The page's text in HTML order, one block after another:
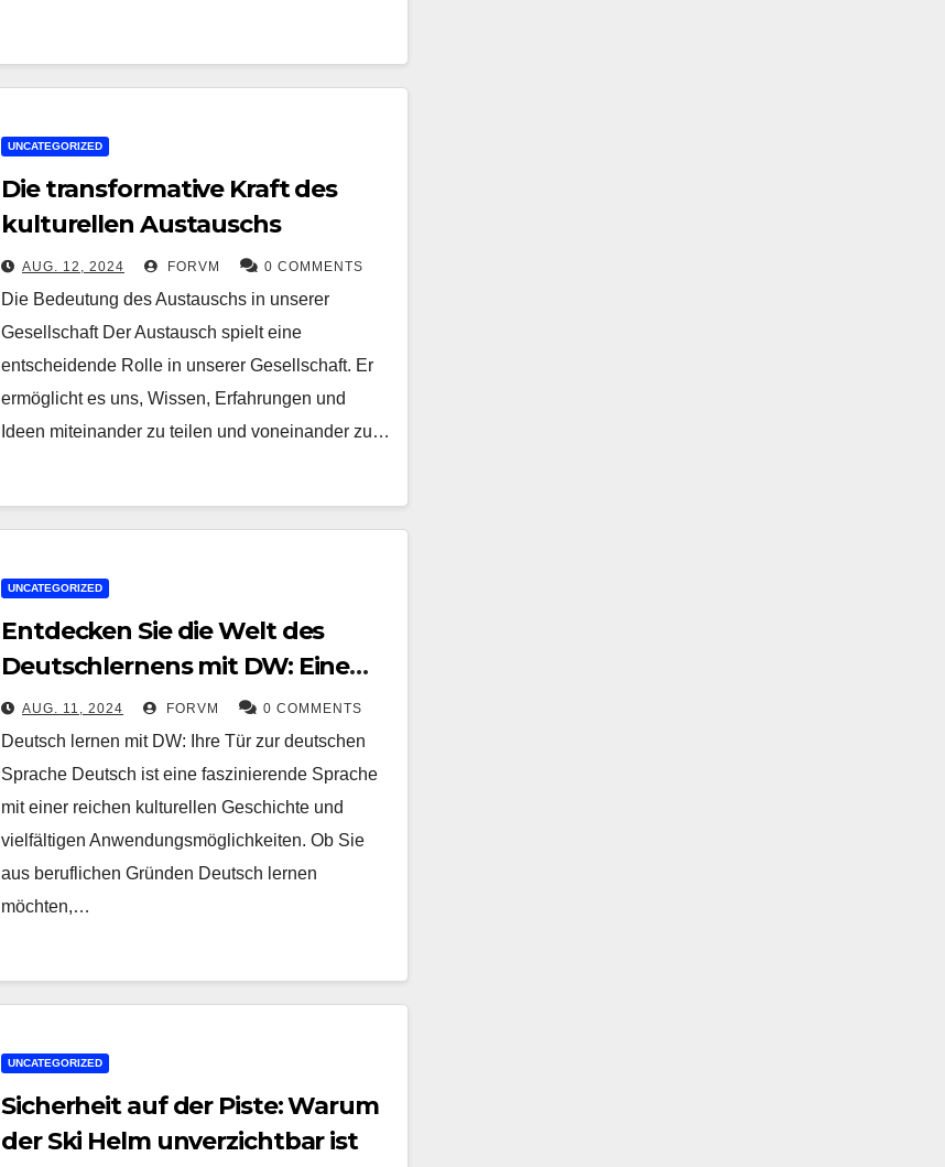
UNCATEGORIZED
Die transformative Kraft des
kulturellen Austauschs
AUG. 12, 2024 FORVM 0 COMMENTS
Die Bedeutung des Austauschs in unserer
Gesellschaft Der Austausch spielt eine
entscheidende Rolle in unserer Gesellschaft. Er
ermöglicht es uns, Wissen, Erfahrungen und
Ideen miteinander zu teilen und voneinander zu…
UNCATEGORIZED
Entdecken Sie die Welt des
Deutschlernens mit DW: Eine
Reise voller Möglichkeiten
AUG. 11, 2024 FORVM 0 COMMENTS
Deutsch lernen mit DW: Ihre Tür zur deutschen
Sprache Deutsch ist eine faszinierende Sprache
mit einer reichen kulturellen Geschichte und
vielfältigen Anwendungsmöglichkeiten. Ob Sie
aus beruflichen Gründen Deutsch lernen
möchten,…
UNCATEGORIZED
Sicherheit auf der Piste: Warum
der Ski Helm unverzichtbar ist